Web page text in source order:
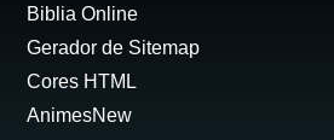
Biblia Online
Gerador de Sitemap
Cores HTML
AnimesNew